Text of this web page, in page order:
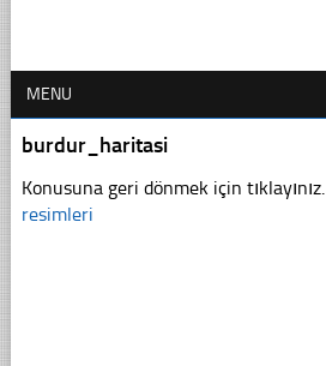
MENU
burdur_haritasi
Konusuna geri dönmek için tıklayınız.
resimleri